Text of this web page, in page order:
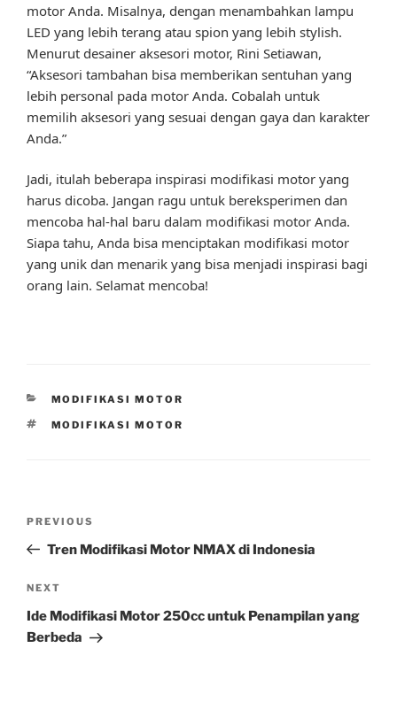
motor Anda. Misalnya, dengan menambahkan lampu
LED yang lebih terang atau spion yang lebih stylish.
Menurut desainer aksesori motor, Rini Setiawan,
“Aksesori tambahan bisa memberikan sentuhan yang
lebih personal pada motor Anda. Cobalah untuk
memilih aksesori yang sesuai dengan gaya dan karakter
Anda.”
Jadi, itulah beberapa inspirasi modifikasi motor yang
harus dicoba. Jangan ragu untuk bereksperimen dan
mencoba hal-hal baru dalam modifikasi motor Anda.
Siapa tahu, Anda bisa menciptakan modifikasi motor
yang unik dan menarik yang bisa menjadi inspirasi bagi
orang lain. Selamat mencoba!
CATEGORIES
MODIFIKASI MOTOR
TAGS
MODIFIKASI MOTOR
Previous
Post
PREVIOUS
Tren Modifikasi Motor NMAX di Indonesia
Next
Post
NEXT
Ide Modifikasi Motor 250cc untuk Penampilan yang
Berbeda